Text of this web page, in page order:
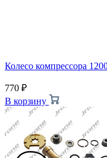
Колесо компрессора
770 ₽
В корзину